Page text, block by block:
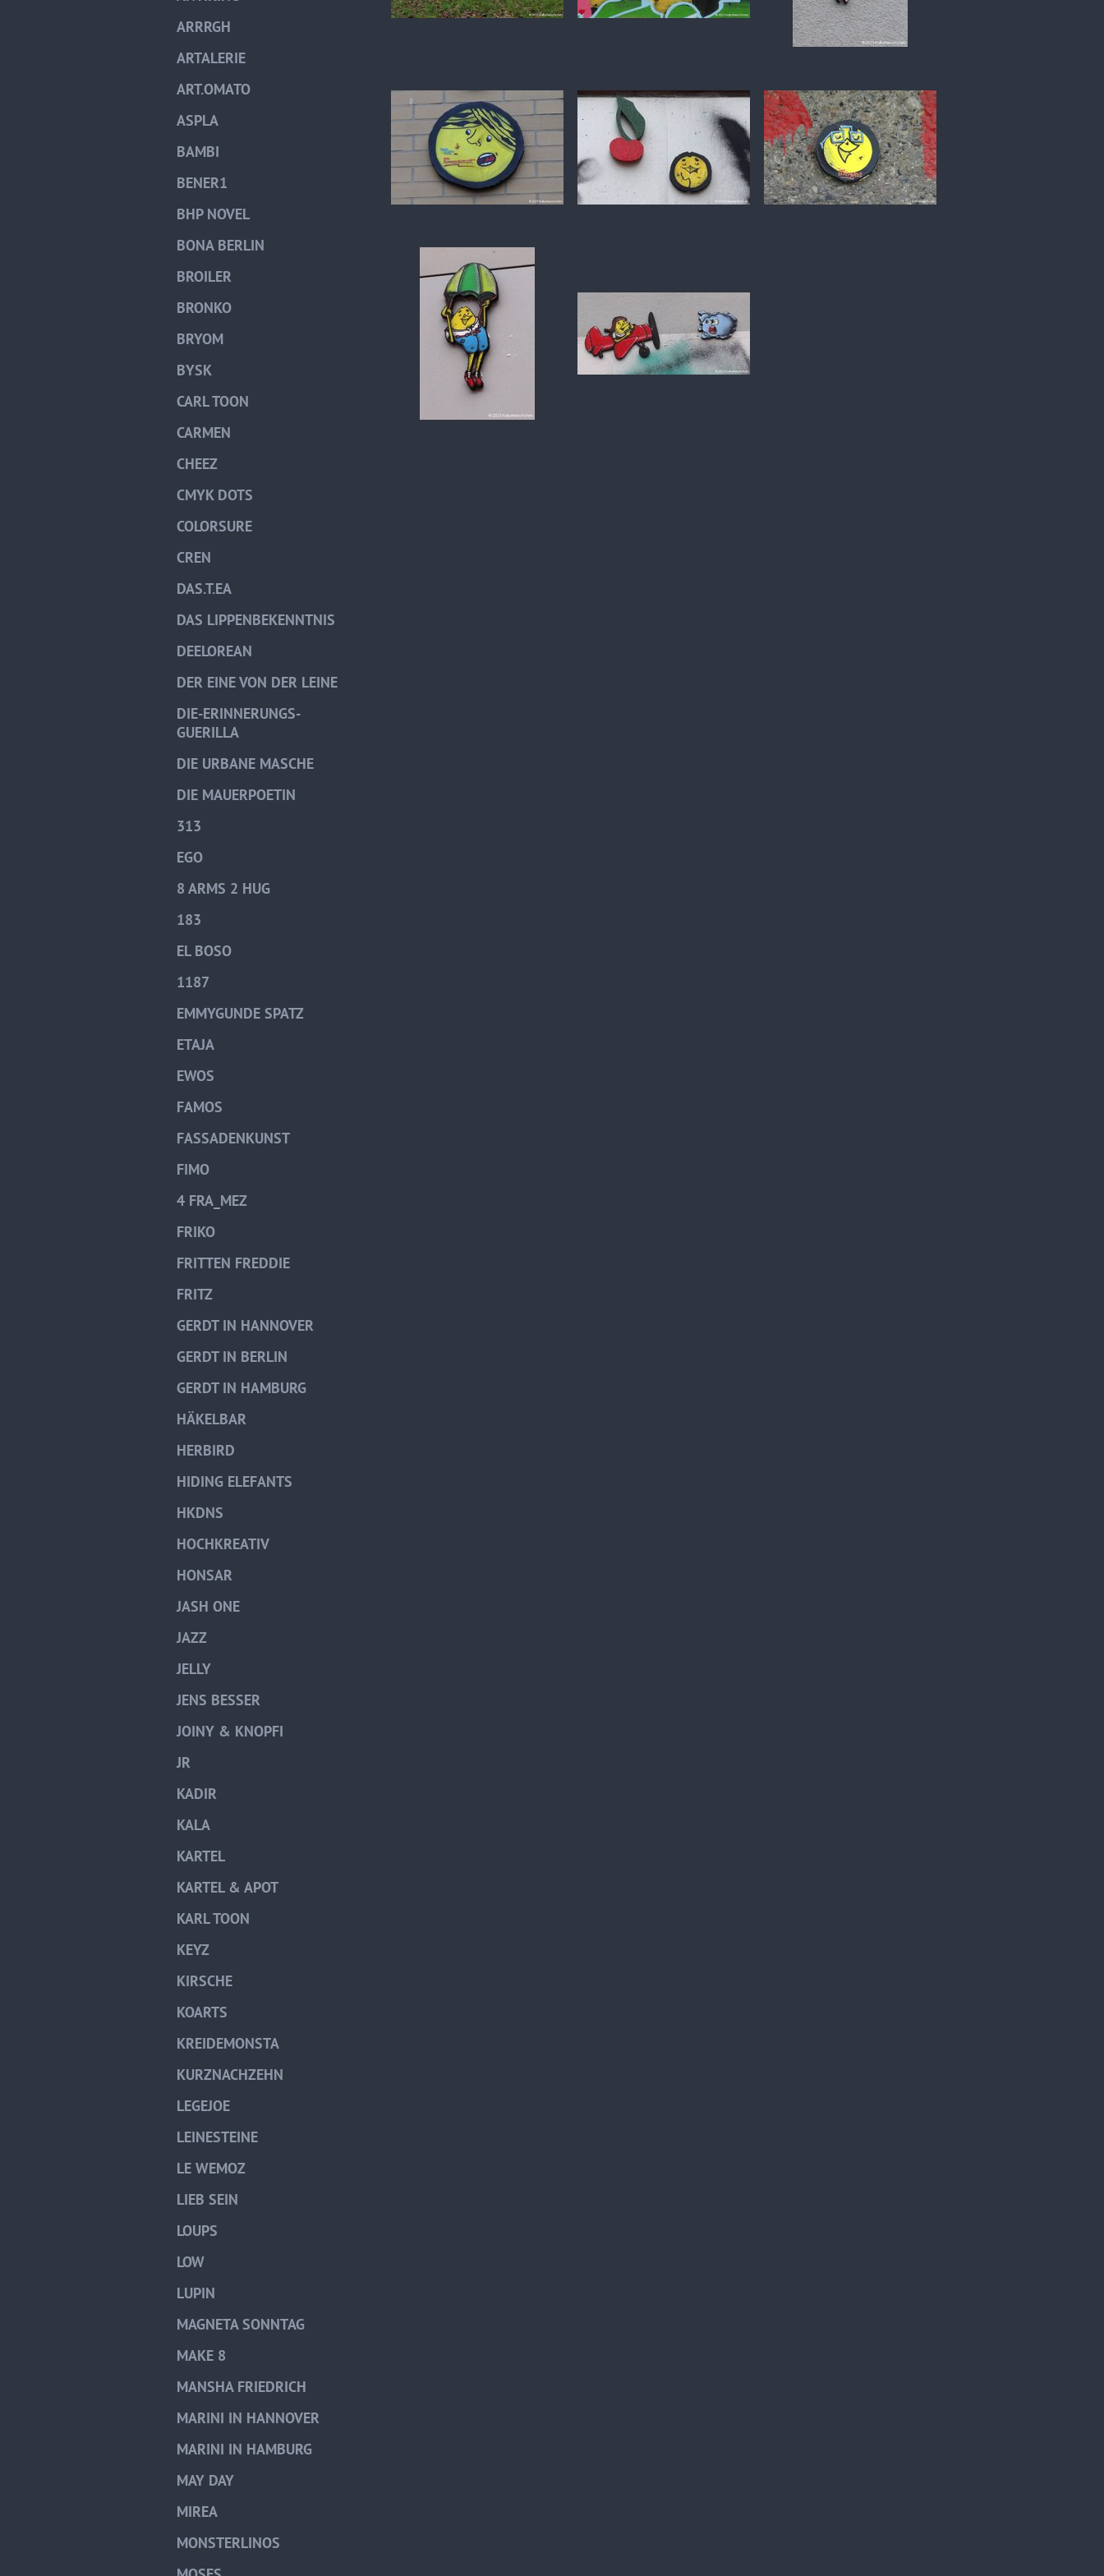
ARRRGH
ARTALERIE
ART.OMATO
ASPLA
BAMBI
BENER1
BHP NOVEL
BONA BERLIN
BROILER
BRONKO
BRYOM
BYSK
CARL TOON
CARMEN
CHEEZ
CMYK DOTS
COLORSURE
CREN
DAS.T.EA
DAS LIPPENBEKENNTNIS
DEELOREAN
DER EINE VON DER LEINE
DIE-ERINNERUNGS-
GUERILLA
DIE URBANE MASCHE
DIE MAUERPOETIN
313
EGO
8 ARMS 2 HUG
183
EL BOSO
1187
EMMYGUNDE SPATZ
ETAJA
EWOS
FAMOS
FASSADENKUNST
FIMO
4 FRA_MEZ
FRIKO
FRITTEN FREDDIE
FRITZ
GERDT IN HANNOVER
GERDT IN BERLIN
GERDT IN HAMBURG
HÄKELBAR
HERBIRD
HIDING ELEFANTS
HKDNS
HOCHKREATIV
HONSAR
JASH ONE
JAZZ
JELLY
JENS BESSER
JOINY & KNOPFI
JR
KADIR
KALA
KARTEL
KARTEL & APOT
KARL TOON
KEYZ
KIRSCHE
KOARTS
KREIDEMONSTA
KURZNACHZEHN
LEGEJOE
LEINESTEINE
LE WEMOZ
LIEB SEIN
LOUPS
LOW
LUPIN
MAGNETA SONNTAG
MAKE 8
MANSHA FRIEDRICH
MARINI IN HANNOVER
MARINI IN HAMBURG
MAY DAY
MIREA
MONSTERLINOS